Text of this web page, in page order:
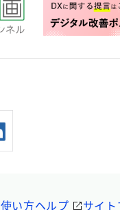
使い方ヘルプ サイ